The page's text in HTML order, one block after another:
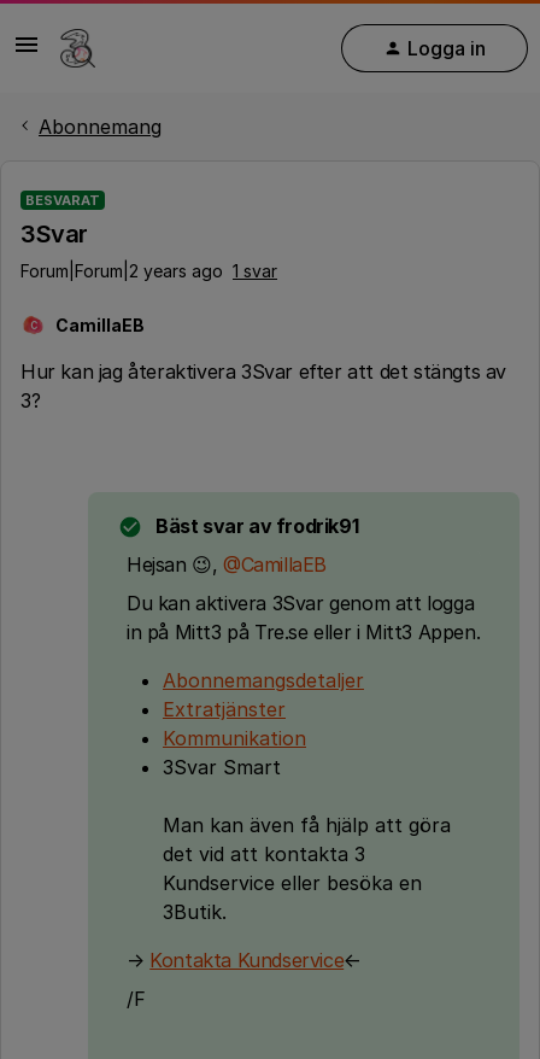
Logga in
Abonnemang
BESVARAT
3Svar
Forum|Forum|2 years ago 1 svar
C CamillaEB
Hur kan jag återaktivera 3Svar efter att det stängts av
3?
Bäst svar av frodrik91
Hejsan 😉, @CamillaEB
Du kan aktivera 3Svar genom att logga
in på Mitt3 på Tre.se eller i Mitt3 Appen.
Abonnemangsdetaljer
Extratjänster
Kommunikation
3Svar Smart
Man kan även få hjälp att göra
det vid att kontakta 3
Kundservice eller besöka en
3Butik.
→ Kontakta Kundservice←
/F